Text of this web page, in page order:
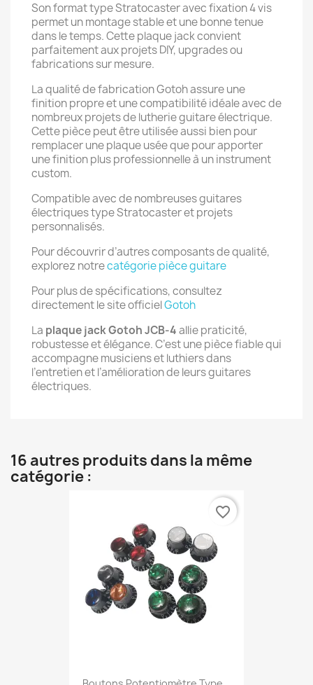
Son format type Stratocaster avec fixation 4 vis
permet un montage stable et une bonne tenue
dans le temps. Cette plaque jack convient
parfaitement aux projets DIY, upgrades ou
fabrications sur mesure.
La qualité de fabrication Gotoh assure une
finition propre et une compatibilité idéale avec de
nombreux projets de lutherie guitare électrique.
Cette pièce peut être utilisée aussi bien pour
remplacer une plaque usée que pour apporter
une finition plus professionnelle à un instrument
custom.
Compatible avec de nombreuses guitares
électriques type Stratocaster et projets
personnalisés.
Pour découvrir d’autres composants de qualité,
explorez notrecatégorie pièce guitare
Pour plus de spécifications, consultez
directement le site officielGotoh
La plaque jack Gotoh JCB-4allie praticité,
robustesse et élégance. C’est une pièce fiable qui
accompagne musiciens et luthiers dans
l’entretien et l’amélioration de leurs guitares
électriques.
16 autres produits dans la même
catégorie :
favorite_border